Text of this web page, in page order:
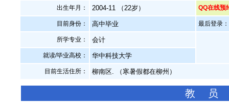
出生年月： 2004-11 （22岁） QQ在线预
目前身份： 高中毕业 最后登录
所学专业： 会计
就读/毕业高校： 华中科技大学
目前生活住所： 柳南区. （寒暑假都在柳州）
教 员